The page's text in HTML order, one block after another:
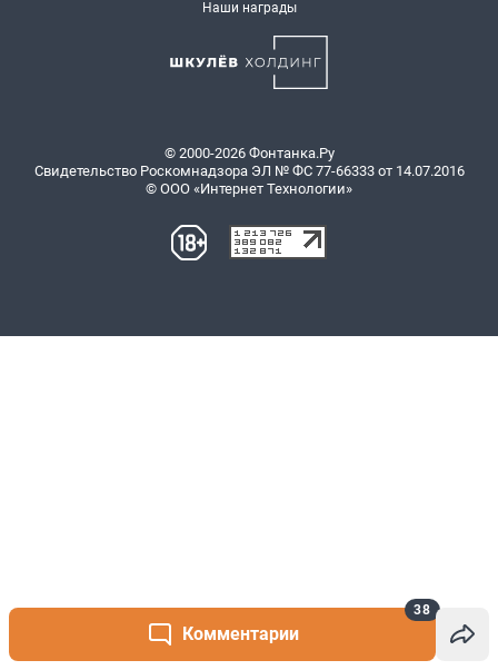
Комментарии
38